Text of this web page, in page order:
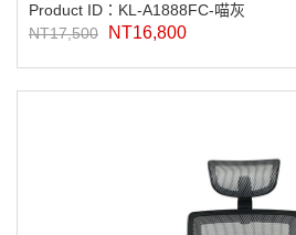
Product ID：KL-A1888FC-喵灰
NT17,500
NT16,800